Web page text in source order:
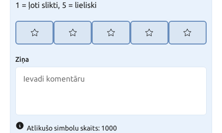
1 = ļoti slikti, 5 = lieliski
Ziņa
Atlikušo simbolu skaits: 1000